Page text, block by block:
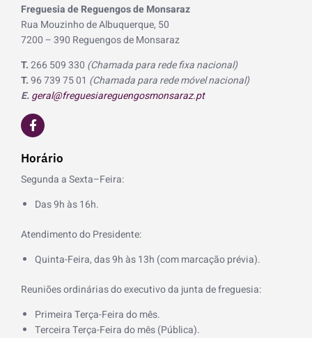
Freguesia de Reguengos de Monsaraz
Rua Mouzinho de Albuquerque, 50
7200 – 390 Reguengos de Monsaraz
T.266 509 330 (Chamada para rede fixa nacional)
T.96 739 75 01 (Chamada para rede móvel nacional)
E.geral@freguesiareguengosmonsaraz.pt
F
a
c
e
b
o
o
k
Horário
Segunda a Sexta–Feira:
Das 9h às 16h.
Atendimento do Presidente:
Quinta-Feira, das 9h às 13h (com marcação prévia).
Reuniões ordinárias do executivo da junta de freguesia:
Primeira Terça-Feira do mês.
Terceira Terça-Feira do mês (Pública).